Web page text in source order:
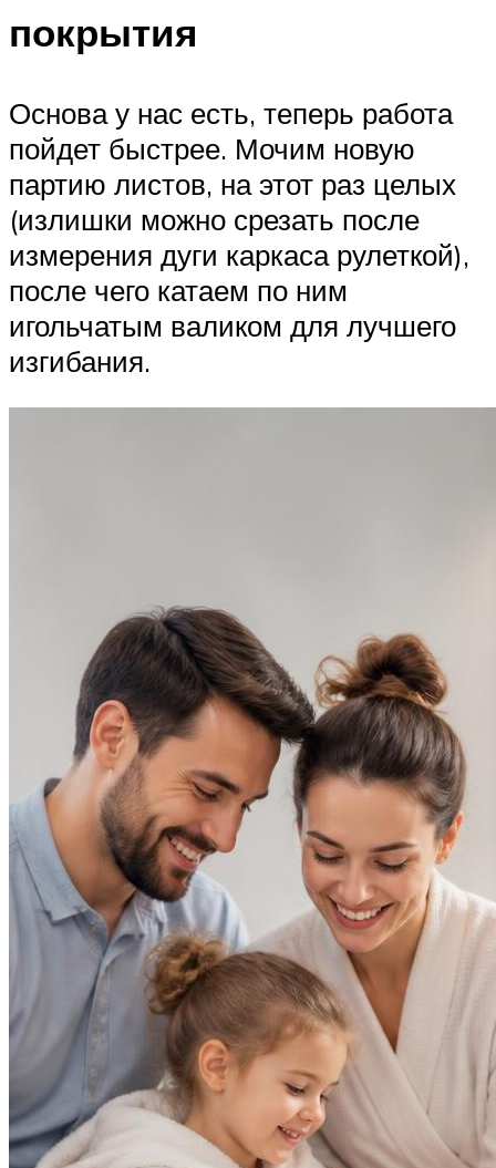
покрытия
Основа у нас есть, теперь работа
пойдет быстрее. Мочим новую
партию листов, на этот раз целых
(излишки можно срезать после
измерения дуги каркаса рулеткой),
после чего катаем по ним
игольчатым валиком для лучшего
изгибания.